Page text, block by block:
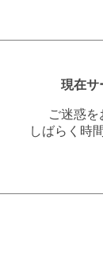
現在サ
ご迷惑を
しばらく時